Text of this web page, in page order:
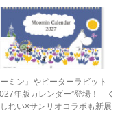
ーミン』やピーターラビット
年版カレンダー”登場！ く
れい×サンリオコラボも新展